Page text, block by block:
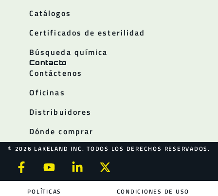
Catálogos
Certificados de esterilidad
Búsqueda química
Contacto
Contáctenos
Oficinas
Distribuidores
Dónde comprar
© 2026 LAKELAND INC. TODOS LOS DERECHOS RESERVADOS.
POLÍTICAS CONDICIONES DE USO